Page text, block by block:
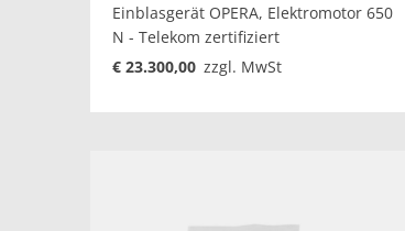
Einblasgerät OPERA, Elektromotor 650
N - Telekom zertifiziert
€ 23.300,00 zzgl. MwSt